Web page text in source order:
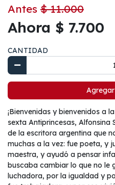
Antes $ 11.000
Ahora $ 7.700
CANTIDAD
¡Bienvenidas y bienvenidos a
sexta Antiprincesas, Alfonsina
de la escritora argentina que
muchas a la vez: fue poeta, y
maestra, y ayudó a pensar
buscaba cambiar lo que no le
luchadora, por la igualdad y